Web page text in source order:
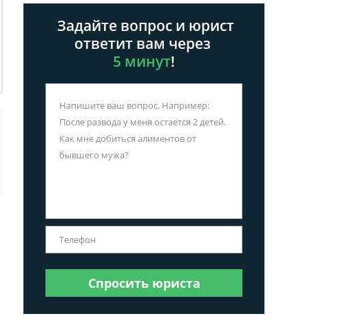
Задайте вопрос и юрист
ответит вам через
5 минут!
Спросить юриста